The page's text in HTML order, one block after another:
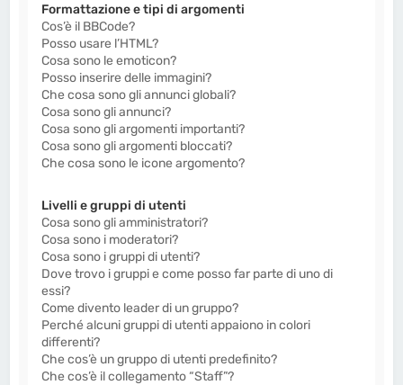
Formattazione e tipi di argomenti
Cos’è il BBCode?
Posso usare l’HTML?
Cosa sono le emoticon?
Posso inserire delle immagini?
Che cosa sono gli annunci globali?
Cosa sono gli annunci?
Cosa sono gli argomenti importanti?
Cosa sono gli argomenti bloccati?
Che cosa sono le icone argomento?
Livelli e gruppi di utenti
Cosa sono gli amministratori?
Cosa sono i moderatori?
Cosa sono i gruppi di utenti?
Dove trovo i gruppi e come posso far parte di uno di
essi?
Come divento leader di un gruppo?
Perché alcuni gruppi di utenti appaiono in colori
differenti?
Che cos’è un gruppo di utenti predefinito?
Che cos’è il collegamento “Staff”?